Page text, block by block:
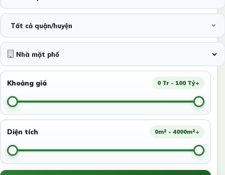
Tất cả quận/huyện
Khoảng giá 0 Tr - 100 Tỷ+
Diện tích 0m² - 4000m²+